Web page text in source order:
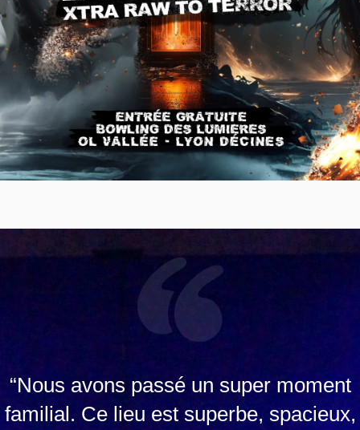
“Nous avons passé un super moment
familial. Ce lieu est superbe, spacieux,